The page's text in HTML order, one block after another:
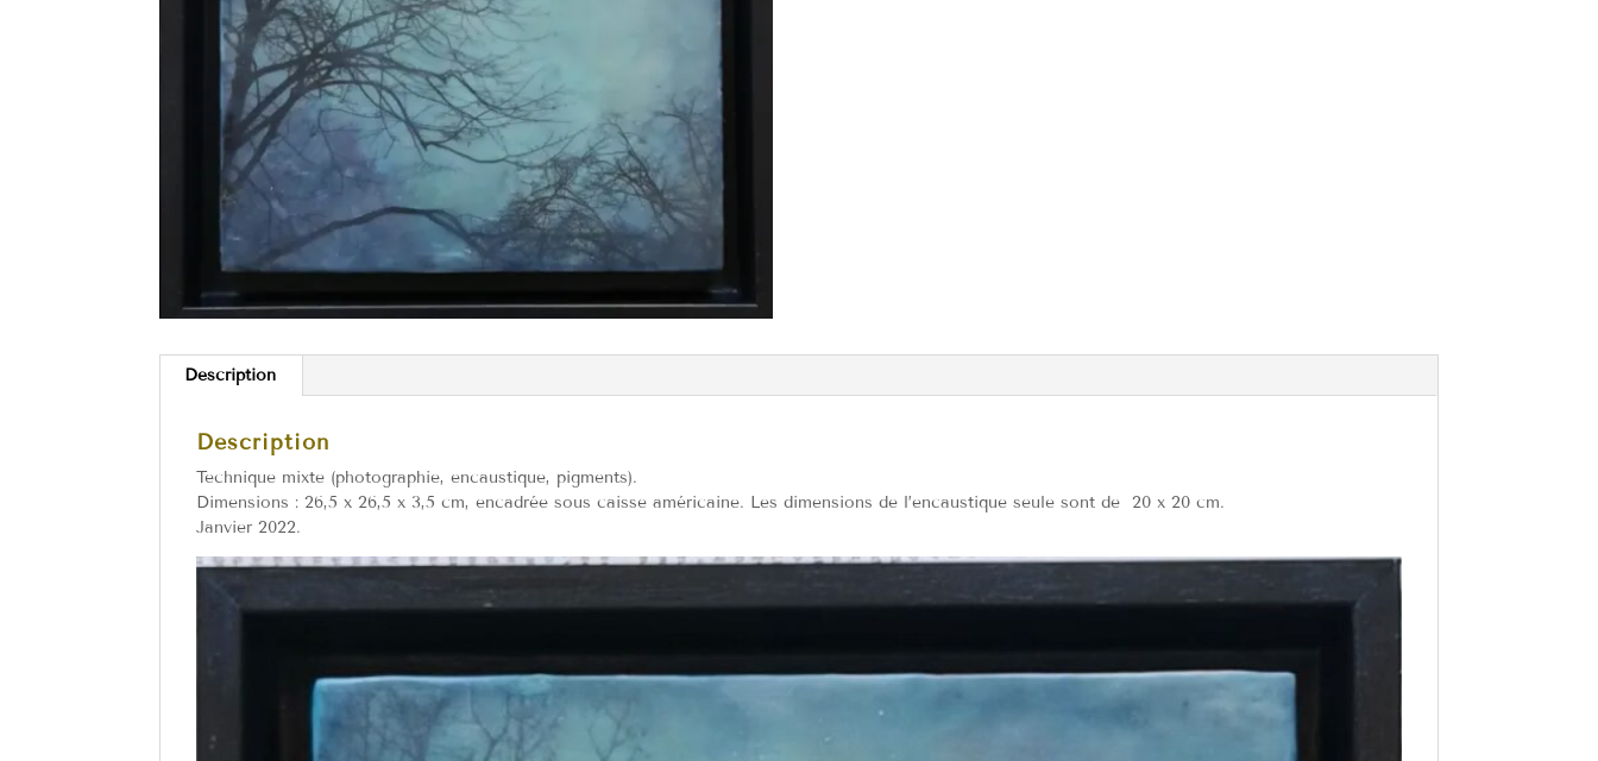
Description
Description
Technique mixte (photographie, encaustique, pigments).
Dimensions : 26,5 x 26,5 x 3,5 cm, encadrée sous caisse américaine. Les dimensions de l’encaustique seule sont de 20 x 20 cm.
Janvier 2022.